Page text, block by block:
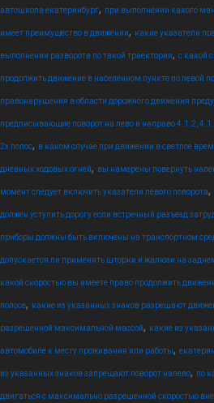
автошкола екатеринбург, при выполнении какого
имеет преимущество в движении, какие указатели
выполнении разворота по такой траектории, с какой
продолжить движение в населенном пункте по левой
правонарушения в области дорожного движения
предписывающие поворот на лево и направо 4.1.2,
2х полос, в каком случае при движении в светлое
дневных ходовых огней, вы намерены повернуть
момент следует включить указатели левого поворота,
должен уступить дорогу если встречный разъезд
приборы должны быть включены на транспортном
допускается ли применять шторки и жалюзи на
какой скоростью вы имеете право продолжить
полосе, какие из указанных знаков разрешают
разрешенной максимальной массой, какие из
автомобиле к месту проживания или работы,
из указанных знаков запрещают поворот налево, по
двигаться с максимально разрешенной скоростью